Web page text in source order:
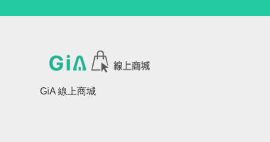
GiA 線上商城